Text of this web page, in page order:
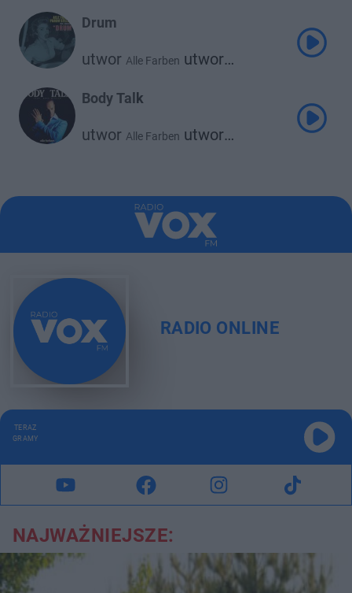
Drum
utwor Alle Farben utwor
Body Talk
utwor Alle Farben utwor
RADIO ONLINE
TERAZ
GRAMY
NAJWAŻNIEJSZE: